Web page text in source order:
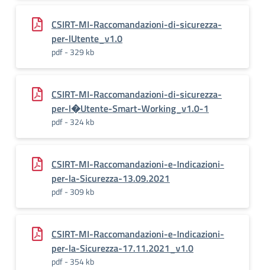
CSIRT-MI-Raccomandazioni-di-sicurezza-
per-lUtente_v1.0
pdf - 329 kb
CSIRT-MI-Raccomandazioni-di-sicurezza-
per-l�Utente-Smart-Working_v1.0-1
pdf - 324 kb
CSIRT-MI-Raccomandazioni-e-Indicazioni-
per-la-Sicurezza-13.09.2021
pdf - 309 kb
CSIRT-MI-Raccomandazioni-e-Indicazioni-
per-la-Sicurezza-17.11.2021_v1.0
pdf - 354 kb